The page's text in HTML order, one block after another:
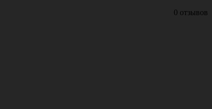
0 отзывов